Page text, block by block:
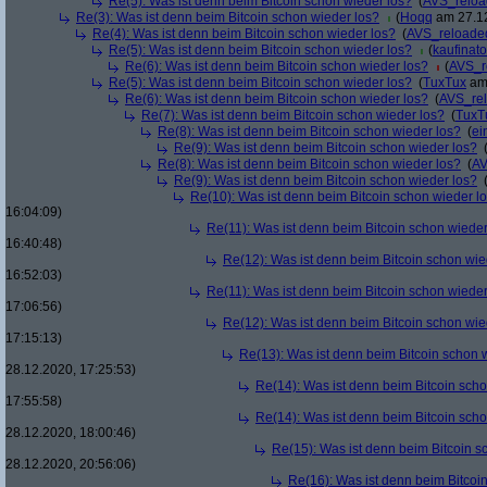
Re(3): Was ist denn beim Bitcoin schon wieder los?
(Hoqq am
Re(4): Was ist denn beim Bitcoin schon wieder los? (
Re(5): Was ist denn beim Bitcoin schon wieder los?
(
Re(6): Was ist denn beim Bitcoin schon wieder los?
(
Re(5): Was ist denn beim Bitcoin schon wieder los? (TuxTux
Re(6): Was ist denn beim Bitcoin schon wieder los? (
Re(7): Was ist denn beim Bitcoin schon wieder los? (
Re(8): Was ist denn beim Bitcoin schon wieder los? (
Re(9): Was ist denn beim Bitcoin schon wieder los? (
Re(8): Was ist denn beim Bitcoin schon wieder los? (
Re(9): Was ist denn beim Bitcoin schon wieder los? (
Re(10): Was ist denn beim Bitcoin schon wieder
16:04:09)
Re(11): Was ist denn beim Bitcoin schon
16:40:48)
Re(12): Was ist denn beim Bitcoin schon
16:52:03)
Re(11): Was ist denn beim Bitcoin schon
17:06:56)
Re(12): Was ist denn beim Bitcoin schon
17:15:13)
Re(13): Was ist denn beim Bitcoin schon
28.12.2020, 17:25:53)
Re(14): Was ist denn beim Bitcoin
17:55:58)
Re(14): Was ist denn beim Bitcoin
28.12.2020, 18:00:46)
Re(15): Was ist denn beim Bitcoin
28.12.2020, 20:56:06)
Re(16): Was ist denn beim